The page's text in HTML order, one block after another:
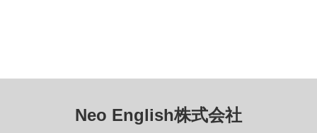
Neo English株式会社